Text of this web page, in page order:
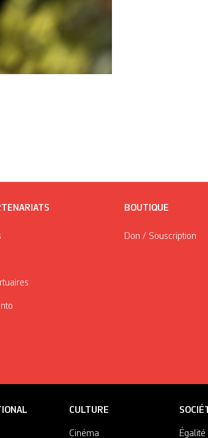
BOUTIQUE
Don / Souscription
CULTURE
Cinéma Égalité